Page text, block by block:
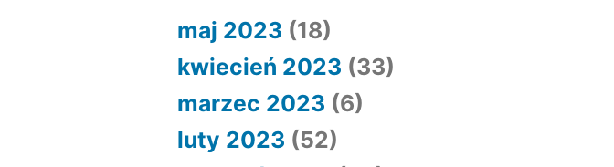
maj 2023 (18)
kwiecień 2023 (33)
marzec 2023 (6)
luty 2023 (52)